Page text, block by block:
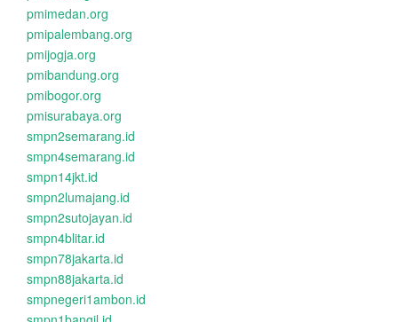
pmimedan.org
pmipalembang.org
pmijogja.org
pmibandung.org
pmibogor.org
pmisurabaya.org
smpn2semarang.id
smpn4semarang.id
smpn14jkt.id
smpn2lumajang.id
smpn2sutojayan.id
smpn4blitar.id
smpn78jakarta.id
smpn88jakarta.id
smpnegeri1ambon.id